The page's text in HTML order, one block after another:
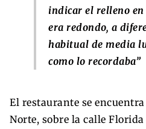
indicar el relleno
era redondo, a
habitual de media
como lo recordaba”
El restaurante se
Norte, sobre la calle Florida